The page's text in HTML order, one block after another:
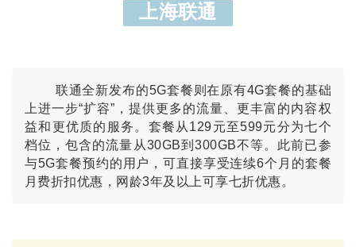
上海联通
联通全新发布的5G套餐则在原有4G套餐的基础
上进一步“扩容”，提供更多的流量、更丰富的内容权
益和更优质的服务。套餐从129元至599元分为七个
档位，包含的流量从30GB到300GB不等。此前已参
与5G套餐预约的用户，可直接享受连续6个月的套餐
月费折扣优惠，网龄3年及以上可享七折优惠。